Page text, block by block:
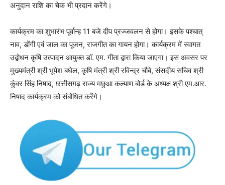
अनुदान राशि का चेक भी प्रदान करेंगे।
कार्यक्रम का शुभारंभ पूर्वान्ह 11 बजे दीप प्रज्जवलन से होगा। इसके पश्चात्
नाव, डोंगी एवं जाल का पूजन, राजगीत का गायन होगा। कार्यक्रम में स्वागत
उद्बोधन कृषि उत्पादन आयुक्त डॉ. एम. गीता द्वारा किया जाएगा। इस अवसर पर
मुख्यमंत्री श्री भूपेश बघेल, कृषि मंत्री श्री रविन्द्र चौबे, संसदीय सचिव श्री
कुंवर सिंह निषाद, छत्तीसगढ़ राज्य मछुआ कल्याण बोर्ड के अध्यक्ष श्री एम.आर.
निषाद कार्यक्रम को संबोधित करेंगे।